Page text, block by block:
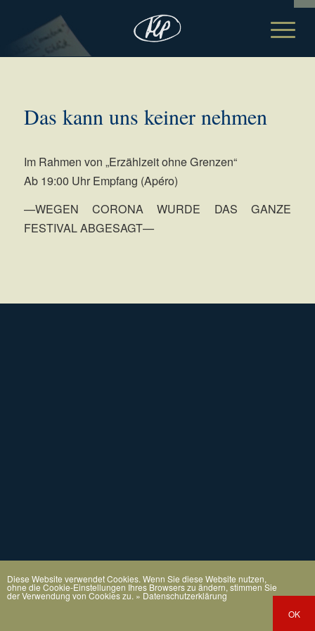
Das kann uns keiner nehmen
Im Rahmen von „Erzählzeit ohne Grenzen“
Ab 19:00 Uhr Empfang (Apéro)
—WEGEN CORONA WURDE DAS GANZE
FESTIVAL ABGESAGT—
Diese Website verwendet Cookies. Wenn Sie diese Website nutzen,
ohne die Cookie-Einstellungen Ihres Browsers zu ändern, stimmen Sie
der Verwendung von Cookies zu. » Datenschutzerklärung
OK